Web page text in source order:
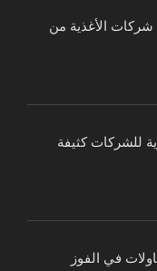
كيف يحمي نظام HACCP شركات الأغذية من
50001 ضرورية للشركات كثيفة
في الفوز